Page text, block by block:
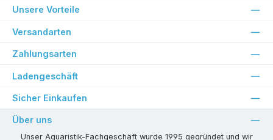
Unsere Vorteile
Versandarten
Zahlungsarten
Ladengeschäft
Sicher Einkaufen
Über uns
Unser Aquaristik-Fachgeschäft wurde 1995 gegründet und wir